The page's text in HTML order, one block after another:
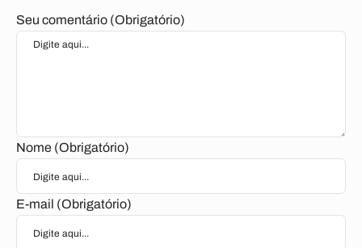
Seu comentário (Obrigatório)
Nome (Obrigatório)
E-mail (Obrigatório)